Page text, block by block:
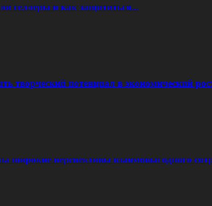
селлеры и как защититься...
творческий потенциал в экономический
перспективы взаимовыгодного